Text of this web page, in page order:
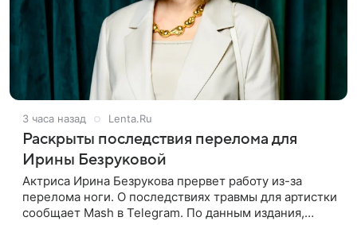
3 часа назад Lenta.Ru
Раскрыты последствия перелома для
Ирины Безруковой
Актриса Ирина Безрукова прервет работу из-за
перелома ноги. О последствиях травмы для артистки
сообщает Mash в Telegram. По данным издания,